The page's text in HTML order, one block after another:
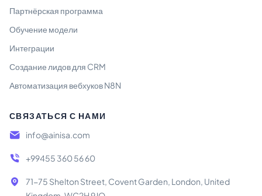
Партнёрская программа
Обучение модели
Интеграции
Создание лидов для CRM
Автоматизация вебхуков N8N
СВЯЗАТЬСЯ С НАМИ
info@ainisa.com
+99455 360 56 60
71-75 Shelton Street, Covent Garden, London, United